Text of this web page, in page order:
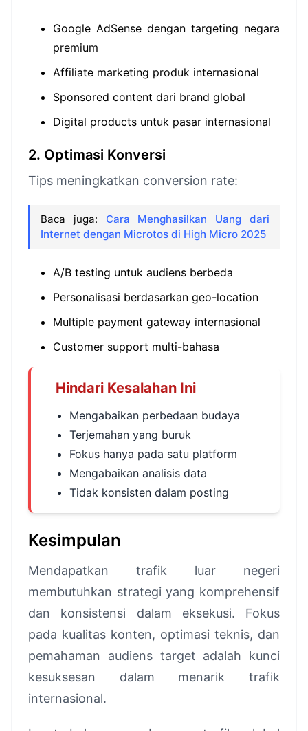
Google AdSense dengan targeting negara
premium
Affiliate marketing produk internasional
Sponsored content dari brand global
Digital products untuk pasar internasional
2. Optimasi Konversi
Tips meningkatkan conversion rate:
Baca juga: Cara Menghasilkan Uang dari
Internet dengan Microtos di High Micro 2025
A/B testing untuk audiens berbeda
Personalisasi berdasarkan geo-location
Multiple payment gateway internasional
Customer support multi-bahasa
Hindari Kesalahan Ini
Mengabaikan perbedaan budaya
Terjemahan yang buruk
Fokus hanya pada satu platform
Mengabaikan analisis data
Tidak konsisten dalam posting
Kesimpulan
Mendapatkan trafik luar negeri
membutuhkan strategi yang komprehensif
dan konsistensi dalam eksekusi. Fokus
pada kualitas konten, optimasi teknis, dan
pemahaman audiens target adalah kunci
kesuksesan dalam menarik trafik
internasional.